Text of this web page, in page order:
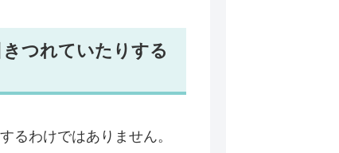
つれていたりする
るわけではありません。